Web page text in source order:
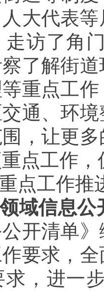
大代表
走访了角
了解街
重点工
通、环
，让更
点工作
点工作推
域信息公
开清单
要求，
求，进一